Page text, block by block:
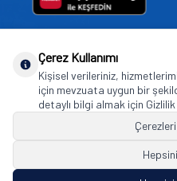
Goodyear (and Winged Foot Design)
Tire & Rubber Company used
Istanbul/Türkiye. © 2026 The
Çerez Kullanımı
Kişisel verileriniz,
için mevzuata uygun bir
detaylı bilgi almak için